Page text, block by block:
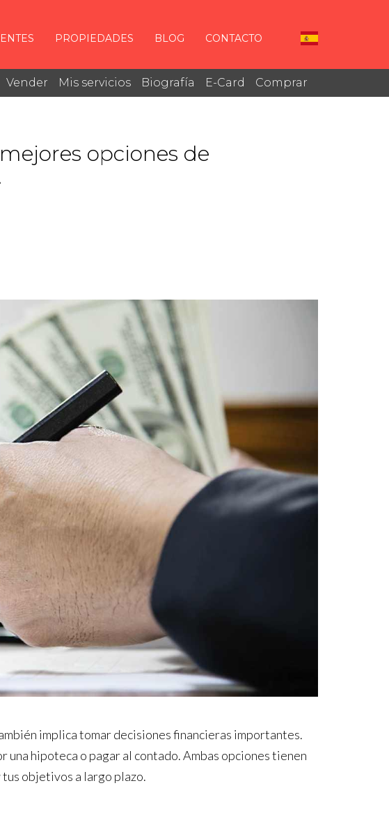
PROPIEDADES BLOG CONTACTO
Vender Mis servicios Biografía E-Card Comprar
opciones de
implica tomar decisiones financieras importantes.
una hipoteca o pagar al contado. Ambas opciones tienen
objetivos a largo plazo.